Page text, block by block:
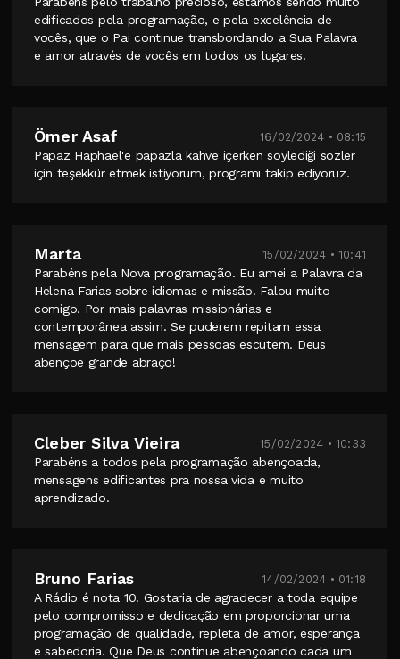
edificados pela programação, e pela excelência de
vocês, que o Pai continue transbordando a Sua Palavra
e amor através de vocês em todos os lugares.
Ömer Asaf 16/02/2024 • 08:15
Papaz Haphael'e papazla kahve içerken söylediği sözler
için teşekkür etmek istiyorum, programı takip ediyoruz.
Marta 15/02/2024 • 10:41
Parabéns pela Nova programação. Eu amei a Palavra da
Helena Farias sobre idiomas e missão. Falou muito
comigo. Por mais palavras missionárias e
contemporânea assim. Se puderem repitam essa
mensagem para que mais pessoas escutem. Deus
abençoe grande abraço!
Cleber Silva Vieira 15/02/2024 • 10:33
Parabéns a todos pela programação abençoada,
mensagens edificantes pra nossa vida e muito
aprendizado.
Bruno Farias 14/02/2024 • 01:18
A Rádio é nota 10! Gostaria de agradecer a toda equipe
pelo compromisso e dedicação em proporcionar uma
programação de qualidade, repleta de amor, esperança
e sabedoria. Que Deus continue abençoando cada um